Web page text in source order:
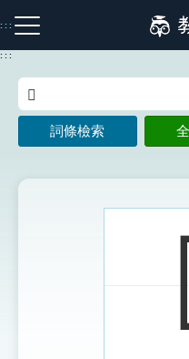
到
主
:::
注音索引圖示 筆畫
:::
詞條檢索